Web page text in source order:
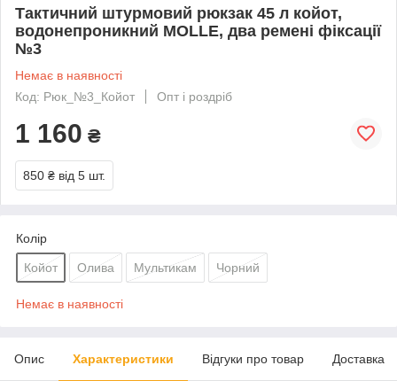
Тактичний штурмовий рюкзак 45 л койот,
водонепроникний MOLLE, два ремені фіксації
№3
Немає в наявності
Код: Рюк_№3_Койот
Опт і роздріб
1 160 ₴
850 ₴ від 5 шт.
Колір
Койот Олива Мультикам Чорний
Немає в наявності
Опис Характеристики Відгуки про товар Доставка